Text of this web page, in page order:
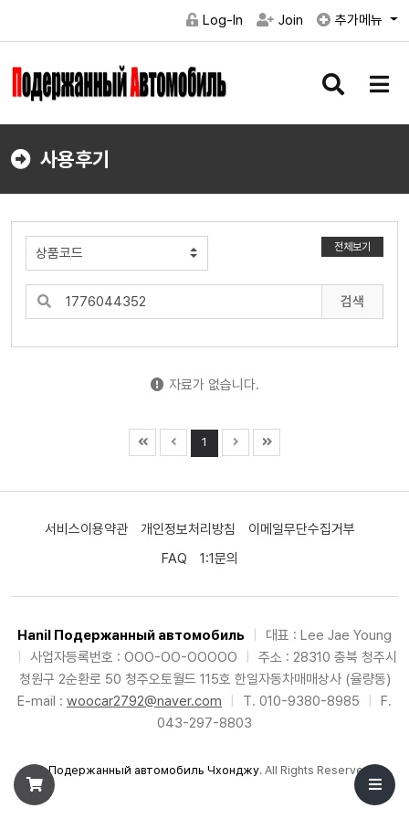
Log-In Join 추가메뉴
검
버
메
버
사용후기
전체보기
검색
자료가 없습니다.
1
서비스이용약관 개인정보처리방침
이메일무단수집거부
FAQ
1:1문의
Hanil Подержанный автомобиль
대표 : Lee Jae Young
사업자등록번호 : OOO-OO-OOOOO
주소 : 28310 충북 청주시
청원구 2순환로 50 청주오토월드 115호 한일자동차매매상사 (율량동)
E-mail : woocar2792@naver.com T. 010-9380-8985
F.
043-297-8803
©Подержанный автомобиль Чхонджу. All Rights Reserved.